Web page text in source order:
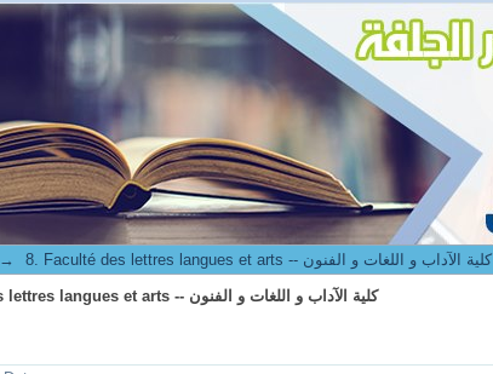
8. Faculté des lettres langues et arts -- كلية الآداب و اللغات و الفنون
→
8. Faculté des lettres langues et arts -- كلية الآداب و اللغات و الفنون
8. Faculté des lettres langues et arts -- كلية الآداب و اللغات و الفنون